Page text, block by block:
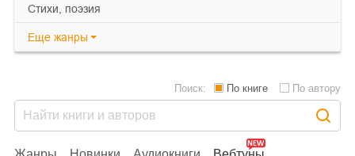
cтихи, поэзия
Еще жанры
Поиск: По книге По автору